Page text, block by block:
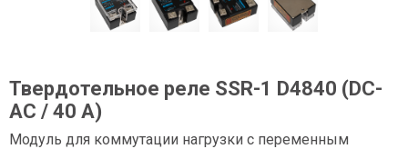
Твердотельное реле SSR-1 D4840 (DC-
AC / 40 А)
Модуль для коммутации нагрузки с переменным